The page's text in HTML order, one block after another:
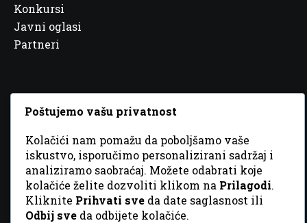
Konkursi
Javni oglasi
Partneri
© 2026 Sva prava zadržana. Dizajn
Poštujemo vašu privatnost
Kolačići nam pomažu da poboljšamo vaše
iskustvo, isporučimo personalizirani sadržaj i
analiziramo saobraćaj. Možete odabrati koje
kolačiće želite dozvoliti klikom na Prilagodi.
Kliknite Prihvati sve da date saglasnost ili
Odbij sve da odbijete kolačiće.